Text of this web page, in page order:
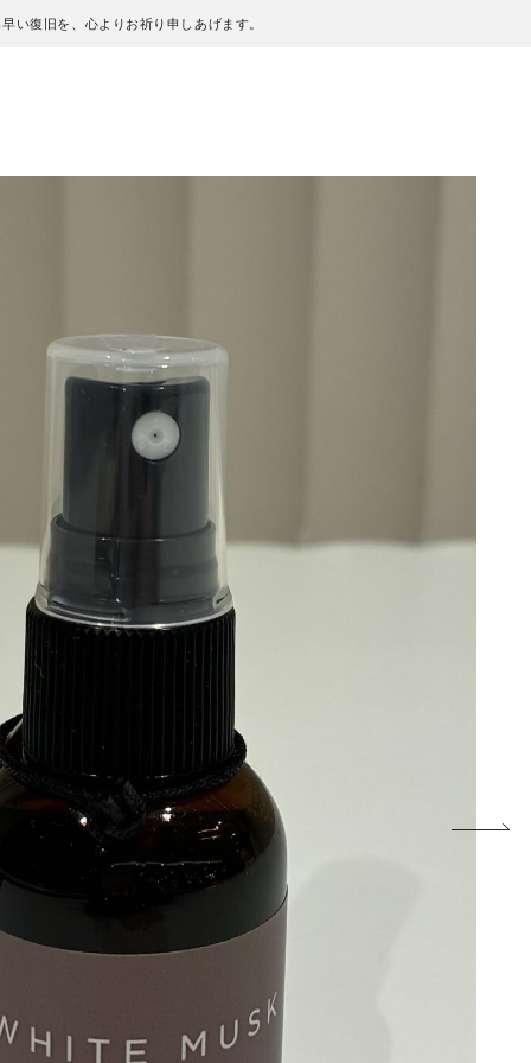
い復旧を、心よりお祈り申しあげます。